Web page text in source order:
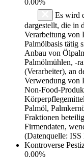
Es wird
dargestellt, die in
Verarbeitung von
Palmölbasis tätig
Anbau von
Palmölmühlen, -
(Verarbeiter), an
Verwendung von
Non-Food-
Palmöl,
Fraktionen
Firmendaten,
(Datenquelle: ISS
Kontroverse
0.00%